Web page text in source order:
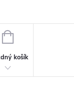
NÁKUPNÍ
košík